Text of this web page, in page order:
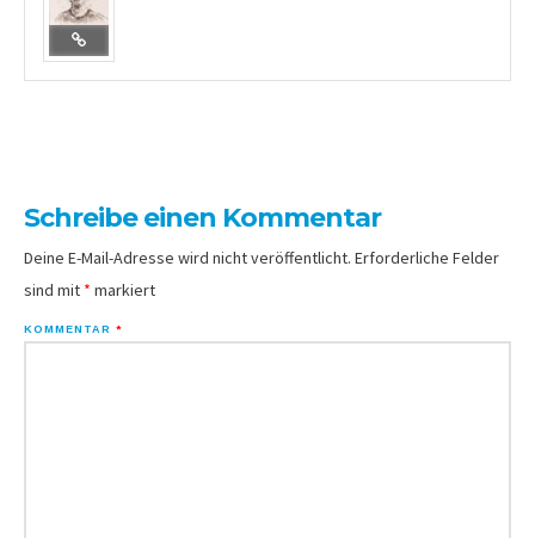
Schreibe einen Kommentar
Deine E-Mail-Adresse wird nicht veröffentlicht. Erforderliche Felder
sind mit * markiert
KOMMENTAR *